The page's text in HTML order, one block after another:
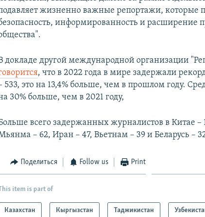
жизненно важные репортажи, которые
информированность и расширение
докладе другой международной организации
, что в 2022 года в мире задержали
533, это на 13,4% больше, чем в прошлом году.
30% больше, чем в 2021 году,
всего задержанных журналистов в Китае –
– 62, Иран – 47, Вьетнам – 39 и Беларусь –
Поделиться Follow us Print
item is part of
Казахстан Кыргызстан Таджикистан